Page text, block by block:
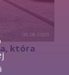
06.08.2026
która